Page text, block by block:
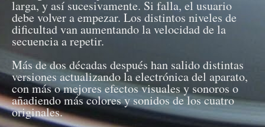
larga, y así sucesivamente. Si falla, el usuario
debe volver a empezar. Los distintos niveles de
dificultad van aumentando la velocidad de la
secuencia a repetir.
Más de dos décadas después han salido distintas
versiones actualizando la electrónica del aparato,
con más o mejores efectos visuales y sonoros o
añadiendo más colores y sonidos de los cuatro
originales.